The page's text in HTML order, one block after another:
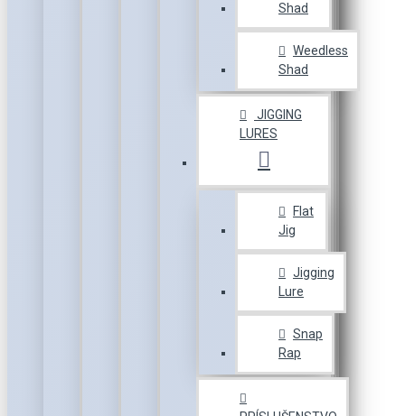
Shad
Weedless
Shad
JIGGING
LURES
Flat
Jig
Jigging
Lure
Snap
Rap